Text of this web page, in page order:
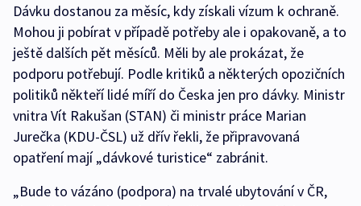
Dávku dostanou za měsíc, kdy získali vízum k ochraně.
Mohou ji pobírat v případě potřeby ale i opakovaně, a to
ještě dalších pět měsíců. Měli by ale prokázat, že
podporu potřebují. Podle kritiků a některých opozičních
politiků někteří lidé míří do Česka jen pro dávky. Ministr
vnitra Vít Rakušan (STAN) či ministr práce Marian
Jurečka (KDU-ČSL) už dřív řekli, že připravovaná
opatření mají „dávkové turistice“ zabránit.
„Bude to vázáno (podpora) na trvalé ubytování v ČR,